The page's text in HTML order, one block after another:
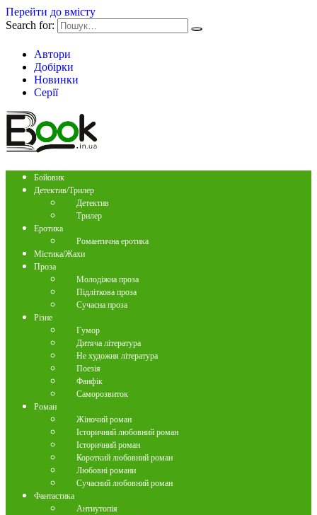
Перейти до вмісту
Search for:
Автори
Добірки
Новинки
Серії
Бойовик
Детектив/Трилер
Детектив
Трилер
Еротика
Романтична еротика
Містика/Жахи
Проза
Молодіжна проза
Підліткова проза
Сучасна проза
Різне
Гумор
Дитяча література
Не художня література
Поезія
Фанфік
Саморозвиток
Роман
Жіночий роман
Історичний любовний роман
Історичний роман
Короткий любовний роман
Любовні романи
Сучасний любовний роман
Фантастика
Антиутопія